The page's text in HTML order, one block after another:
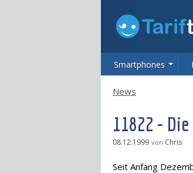
Smartphones
News
11822 - Die
08.12.1999 von Chris
Seit Anfang